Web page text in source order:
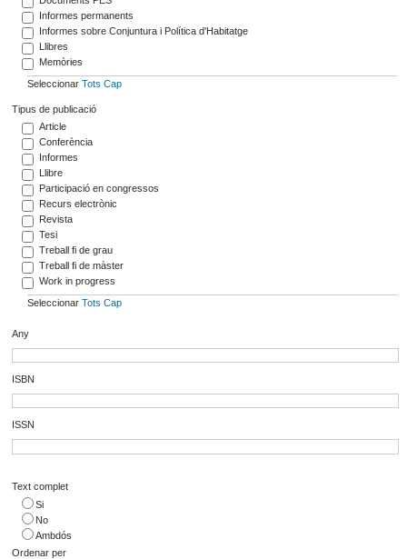
Informes permanents
Informes sobre Conjuntura i Política d'Habitatge
Llibres
Memòries
Seleccionar Tots Cap
Tipus de publicació
Article
Conferència
Informes
Llibre
Participació en congressos
Recurs electrònic
Revista
Tesi
Treball fi de grau
Treball fi de màster
Work in progress
Seleccionar Tots Cap
Any
ISBN
ISSN
Text complet
Si
No
Ambdós
Ordenar per